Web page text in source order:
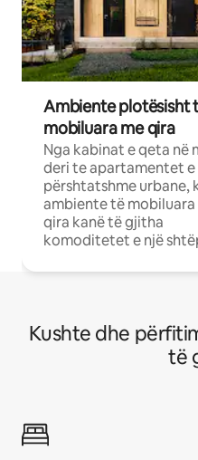
Ambiente plotësisht
mobiluara me qira
Nga kabinat e qeta në
deri te apartamentet e
përshtatshme urbane,
ambiente të mobiluara
qira kanë të gjitha
komoditetet e një
Kushte dhe
të